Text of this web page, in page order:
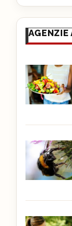
AGENZIE